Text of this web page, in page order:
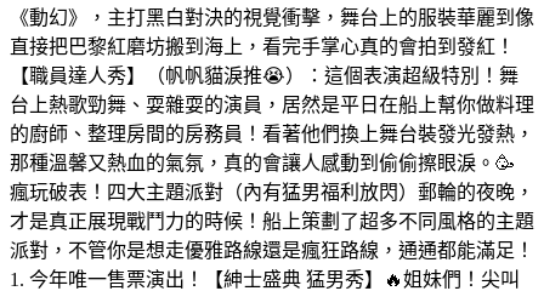
《動幻》，主打黑白對決的視覺衝擊，舞台上的服裝華麗到像
直接把巴黎紅磨坊搬到海上，看完手掌心真的會拍到發紅！
【職員達人秀】（帆帆貓淚推😭）：這個表演超級特別！舞
台上熱歌勁舞、耍雜耍的演員，居然是平日在船上幫你做料理
的廚師、整理房間的房務員！看著他們換上舞台裝發光發熱，
那種溫馨又熱血的氣氛，真的會讓人感動到偷偷擦眼淚。🥳
瘋玩破表！四大主題派對（內有猛男福利放閃）郵輪的夜晚，
才是真正展現戰鬥力的時候！船上策劃了超多不同風格的主題
派對，不管你是想走優雅路線還是瘋狂路線，通通都能滿足！
1. 今年唯一售票演出！【紳士盛典 猛男秀】🔥姐妹們！尖叫